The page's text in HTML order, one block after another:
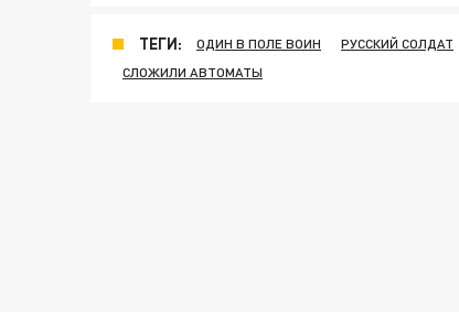
ТЕГИ: ОДИН В ПОЛЕ ВОИН РУССКИЙ СОЛДАТ
СЛОЖИЛИ АВТОМАТЫ